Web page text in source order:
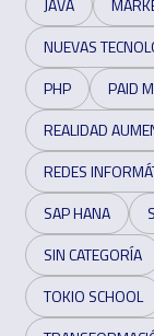
JAVA
NUEVAS
PHP
PAID
REALIDAD
REDES
SAP HANA
SIN CATEGORÍA
TOKIO SCHOOL